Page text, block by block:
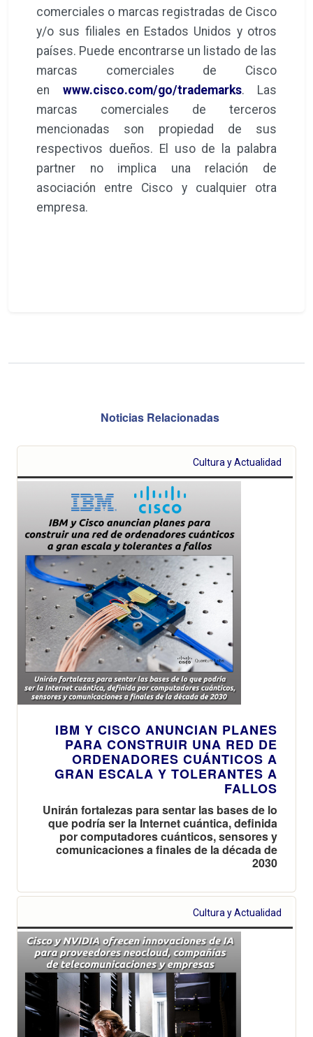
comerciales o marcas registradas de Cisco
y/o sus filiales en Estados Unidos y otros
países. Puede encontrarse un listado de las
marcas comerciales de Cisco
en www.cisco.com/go/trademarks. Las
marcas comerciales de terceros
mencionadas son propiedad de sus
respectivos dueños. El uso de la palabra
partner no implica una relación de
asociación entre Cisco y cualquier otra
empresa.
Noticias Relacionadas
Cultura y Actualidad
IBM Y CISCO ANUNCIAN PLANES
PARA CONSTRUIR UNA RED DE
ORDENADORES CUÁNTICOS A
GRAN ESCALA Y TOLERANTES A
FALLOS
Unirán fortalezas para sentar las bases de lo
que podría ser la Internet cuántica, definida
por computadores cuánticos, sensores y
comunicaciones a finales de la década de
2030
Cultura y Actualidad